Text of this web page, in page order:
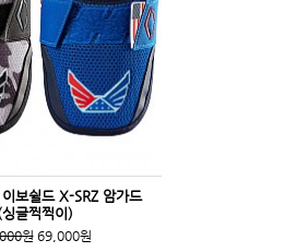
보쉴드 X-SRZ 암가드
글찍찍이)
원69,000원